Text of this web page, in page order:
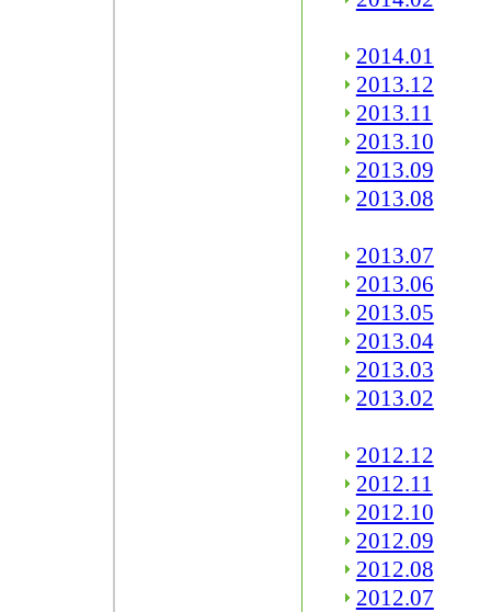
2014.01
2013.12
2013.11
2013.10
2013.09
2013.08
2013.07
2013.06
2013.05
2013.04
2013.03
2013.02
2012.12
2012.11
2012.10
2012.09
2012.08
2012.07